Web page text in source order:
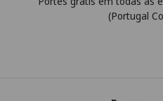
(Portugal